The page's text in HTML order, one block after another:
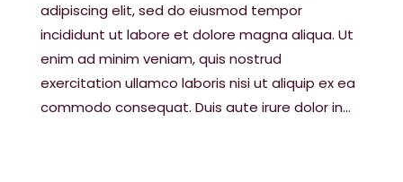
adipiscing elit, sed do eiusmod tempor
incididunt ut labore et dolore magna aliqua. Ut
enim ad minim veniam, quis nostrud
exercitation ullamco laboris nisi ut aliquip ex ea
commodo consequat. Duis aute irure dolor in...